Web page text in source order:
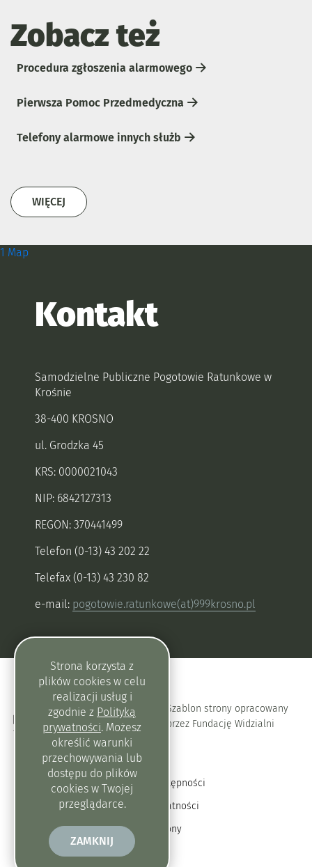
Strona korzysta z
plików cookies w celu
realizacji usług i
zgodnie z Polityką
prywatności. Możesz
określić warunki
przechowywania lub
dostępu do plików
cookies w Twojej
przeglądarce.
ZAMKNIJ
Zobacz też
Procedura zgłoszenia alarmowego
Pierwsza Pomoc Przedmedyczna
Telefony alarmowe innych służb
WIĘCEJ ZOBACZ TEŻ
Zobacz, gdzie się znajdujemy
1 Map
Kontakt
Samodzielne Publiczne Pogotowie Ratunkowe w
Krośnie
38-400 KROSNO
ul. Grodzka 45
KRS: 0000021043
NIP: 6842127313
REGON: 370441499
Telefon (0-13) 43 202 22
Telefax (0-13) 43 230 82
e-mail: pogotowie.ratunkowe(at)999krosno.pl
Szablon strony opracowany
przez Fundację Widzialni
Deklaracja dostępności
Polityka prywatności
Mapa strony